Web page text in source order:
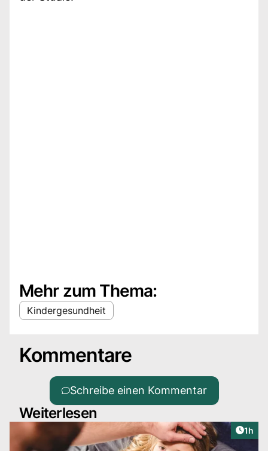
Mehr zum Thema:
Kindergesundheit
Kommentare
Schreibe einen Kommentar
Weiterlesen
1h